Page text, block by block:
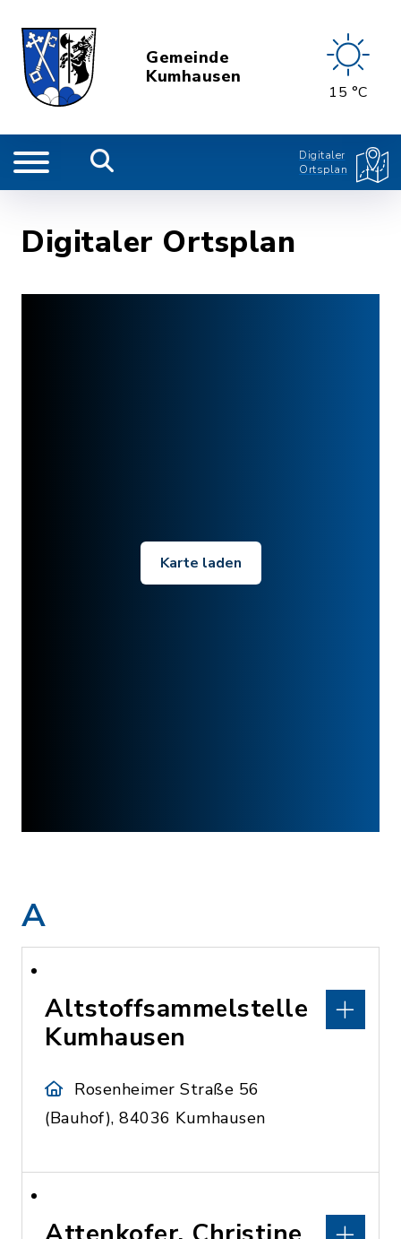
Gemeinde
Kumhausen
15 °C
Digitaler
Ortsplan
Digitaler Ortsplan
Karte laden
A
Altstoffsammelstelle
Kumhausen
Rosenheimer Straße 56
(Bauhof), 84036 Kumhausen